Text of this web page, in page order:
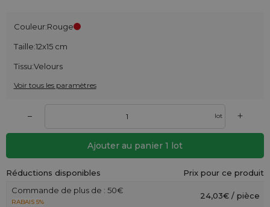
Couleur:Rouge
Taille:12x15 cm
Tissu:Velours
Voir tous les paramètres
– lot +
Ajouter au panier 1 lot
Réductions disponibles
Prix pour ce produit
Commande de plus de : 50€
RABAIS 5%
24,03€ / pièce